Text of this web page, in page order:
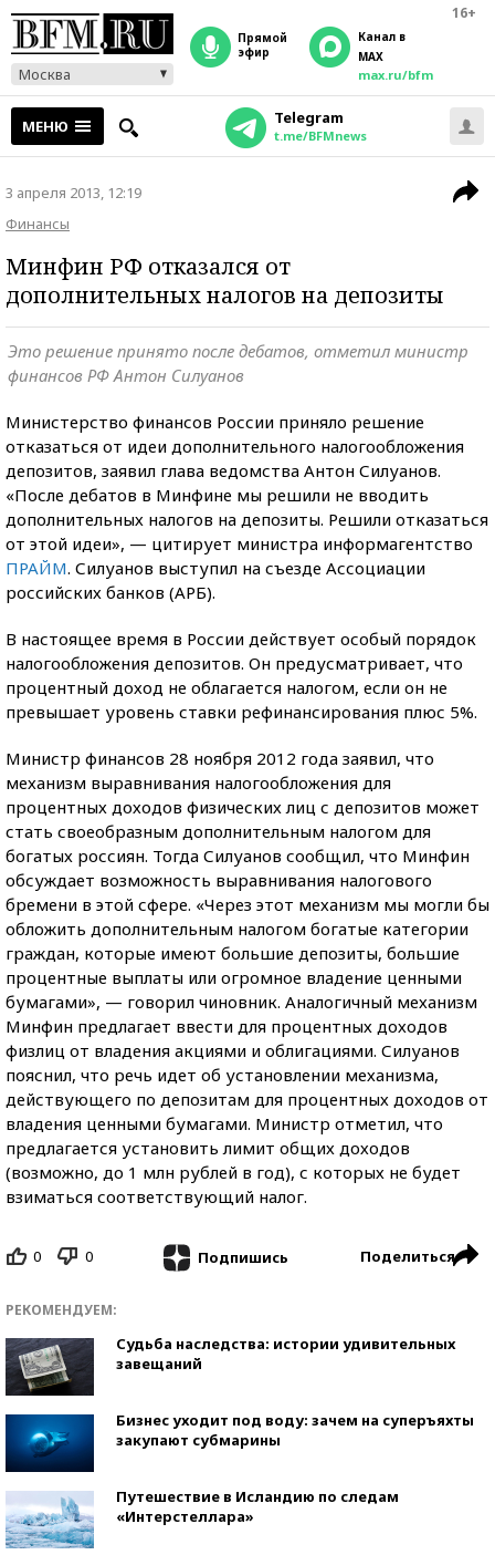
16+
Москва
прямой
эфир
Канал в
MAX
max.ru/bfm
МЕНЮ Telegram
t.me/BFMnews
3 апреля 2013, 12:19
Финансы
Минфин РФ отказался от
дополнительных налогов на депозиты
Это решение принято после дебатов, отметил министр
финансов РФ Антон Силуанов
Министерство финансов России приняло решение
отказаться от идеи дополнительного налогообложения
депозитов, заявил глава ведомства Антон Силуанов.
«После дебатов в Минфине мы решили не вводить
дополнительных налогов на депозиты. Решили отказаться
от этой идеи», — цитирует министра информагентство
ПРАЙМ. Силуанов выступил на съезде Ассоциации
российских банков (АРБ).
В настоящее время в России действует особый порядок
налогообложения депозитов. Он предусматривает, что
процентный доход не облагается налогом, если он не
превышает уровень ставки рефинансирования плюс 5%.
Министр финансов 28 ноября 2012 года заявил, что
механизм выравнивания налогообложения для
процентных доходов физических лиц с депозитов может
стать своеобразным дополнительным налогом для
богатых россиян. Тогда Силуанов сообщил, что Минфин
обсуждает возможность выравнивания налогового
бремени в этой сфере. «Через этот механизм мы могли бы
обложить дополнительным налогом богатые категории
граждан, которые имеют большие депозиты, большие
процентные выплаты или огромное владение ценными
бумагами», — говорил чиновник. Аналогичный механизм
Минфин предлагает ввести для процентных доходов
физлиц от владения акциями и облигациями. Силуанов
пояснил, что речь идет об установлении механизма,
действующего по депозитам для процентных доходов от
владения ценными бумагами. Министр отметил, что
предлагается установить лимит общих доходов
(возможно, до 1 млн рублей в год), с которых не будет
взиматься соответствующий налог.
0 0 Подпишись Поделиться
РЕКОМЕНДУЕМ:
Судьба наследства: истории удивительных
завещаний
Бизнес уходит под воду: зачем на суперъяхты
закупают субмарины
Путешествие в Исландию по следам
«Интерстеллара»